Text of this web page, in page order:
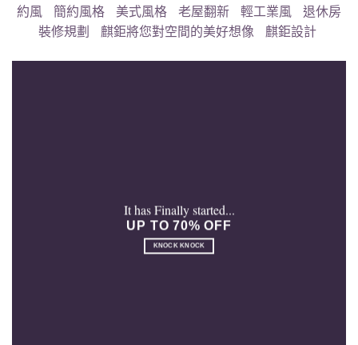
約風
簡約風格 美式風格 老屋翻新 輕工業風
退休房
裝修規劃
麒鉅將您對空間的美好想像 麒鉅設計
It has Finally started...
UP TO 70% OFF
KNOCK KNOCK